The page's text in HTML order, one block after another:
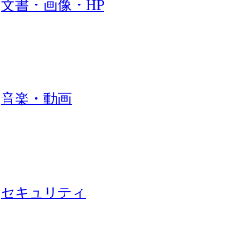
文書・画像・HP
音楽・動画
セキュリティ